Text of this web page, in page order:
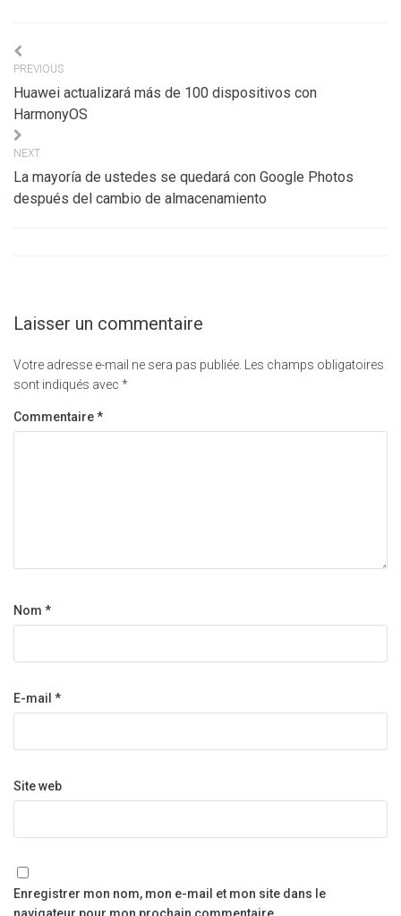
Navigation
de
l’article
PREVIOUS
Huawei actualizará más de 100 dispositivos con
HarmonyOS
NEXT
La mayoría de ustedes se quedará con Google Photos
después del cambio de almacenamiento
Laisser un commentaire
Votre adresse e-mail ne sera pas publiée.
Les champs obligatoires
sont indiqués avec *
Commentaire*
Nom *
E-mail *
Site web
Enregistrer mon nom, mon e-mail et mon site dans le